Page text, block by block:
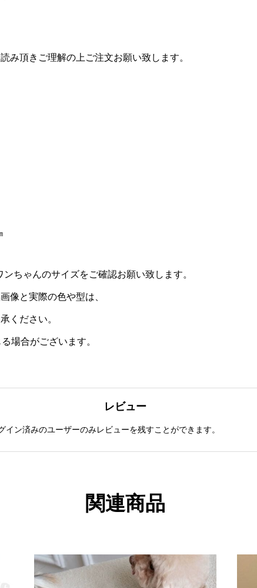
頂きご理解の上ご注文お願い致します。
ちゃんのサイズをご確認お願い致します。
像と実際の色や型は、
ください。
場合がございます。
レビュー
ン済みのユーザーのみレビューを残すことができます。
関連商品